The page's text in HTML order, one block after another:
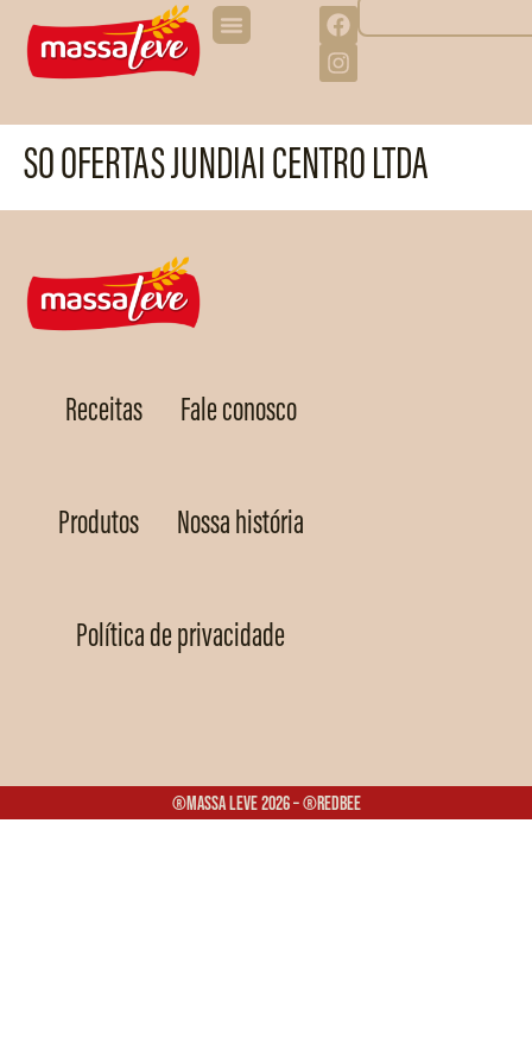
SO OFERTAS JUNDIAI CENTRO LTDA
Receitas Fale conosco
Produtos Nossa história
Política de privacidade
®Massa Leve 2026 – ®Redbee